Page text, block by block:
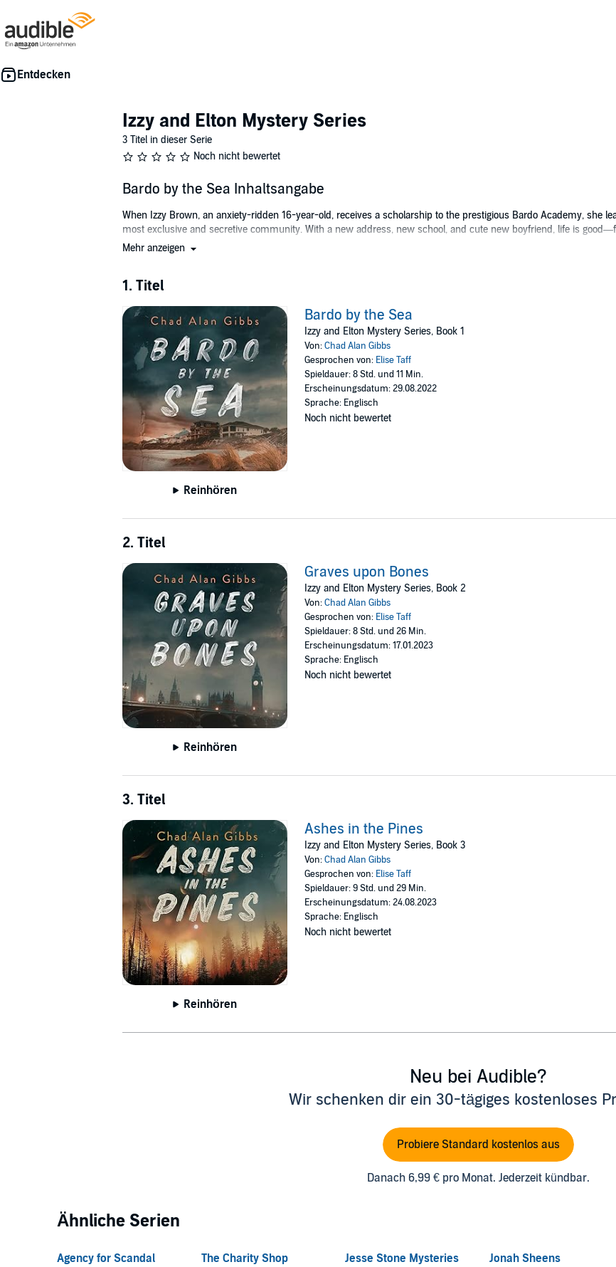
Izzy and Elton Mystery Series
3 Titel in dieser Serie
Noch nicht bewertet
Bardo by the Sea Inhaltsangabe
When Izzy Brown, an anxiety-ridden 16-year-old, receives a scholarship to the prestigious Bardo Academy, she
most exclusive and secretive community. With a new address, new school, and cute new boyfriend, life is
But then dreams of becoming a journalist prompt Izzy to join the school newspaper. With the help of Elton Jones-
Together, Izzy and Elton uncover forbidden romance, shady business deals, and political corruption reaching the
falls apart, but she presses on, risking everything to bring the killer to justice.
Set in 2008, at the precipice of the housing market crash and the height of Florida’s prescription opioid epidemic,
Mystery Series.
©2022 Chad Alan Gibbs (P)2022 Chad Alan Gibbs
Mehr anzeigen
1. Titel
Reinhören
Bardo by the Sea
Izzy and Elton Mystery Series, Book 1
Von:Chad Alan Gibbs
Gesprochen von: Elise Taff
Spieldauer: 8 Std. und 11 Min.
Erscheinungsdatum: 29.08.2022
Sprache: Englisch
Noch nicht bewertet
2. Titel
Reinhören
Graves upon Bones
Izzy and Elton Mystery Series, Book 2
Von:Chad Alan Gibbs
Gesprochen von: Elise Taff
Spieldauer: 8 Std. und 26 Min.
Erscheinungsdatum: 17.01.2023
Sprache: Englisch
Noch nicht bewertet
3. Titel
Reinhören
Ashes in the Pines
Izzy and Elton Mystery Series, Book 3
Von:Chad Alan Gibbs
Gesprochen von: Elise Taff
Spieldauer: 9 Std. und 29 Min.
Erscheinungsdatum: 24.08.2023
Sprache: Englisch
Noch nicht bewertet
Neu bei Audible?
Wir schenken dir ein 30-tägiges kostenloses
Probiere Standard kostenlos aus
Danach 6,99 € pro Monat. Jederzeit kündbar.
Ähnliche Serien
Agency for Scandal
The Charity Shop
Jesse Stone Mysteries
Jonah Sheens